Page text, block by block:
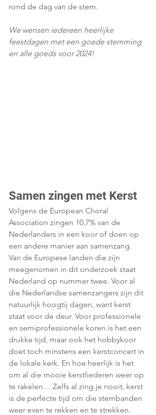
rond de dag van de stem.
We wensen iedereen heerlijke
feestdagen met een goede stemming
en alle goeds voor 2024!
Samen zingen met Kerst
Volgens de European Choral
Association zingen 10,7% van de
Nederlanders in een koor of doen op
een andere manier aan samenzang.
Van de Europese landen die zijn
meegenomen in dit onderzoek staat
Nederland op nummer twee. Voor al
die Nederlandse samenzangers zijn dit
natuurlijk hoogtij dagen, want kerst
staat voor de deur. Voor professionele
en semiprofessionele koren is het een
drukke tijd, maar ook het hobbykoor
doet toch minstens een kerstconcert in
de lokale kerk. En hoe heerlijk is het
om al die mooie kerstliederen weer op
te rakelen… Zelfs al zing je nooit, kerst
is de perfecte tijd om die stembanden
weer even te rekken en te strekken.